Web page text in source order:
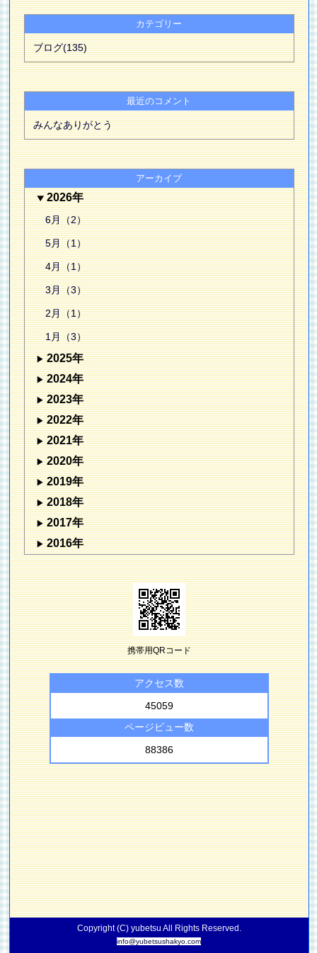
カテゴリー
ブログ(135)
最近のコメント
みんなありがとう
アーカイブ
2026年
6月（2）
5月（1）
4月（1）
3月（3）
2月（1）
1月（3）
2025年
2024年
2023年
2022年
2021年
2020年
2019年
2018年
2017年
2016年
携帯用QRコード
アクセス数
45059
ページビュー数
88386
Copyright (C) yubetsu All Rights Reserved.
info@yubetsushakyo.com